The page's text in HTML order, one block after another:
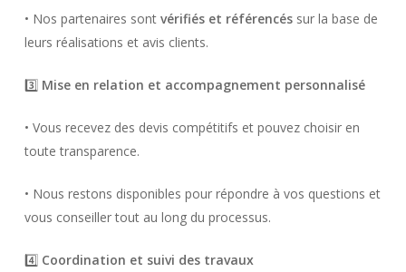
• Nos partenaires sont vérifiés et référencéssur la base de
leurs réalisations et avis clients.
3️⃣ Mise en relation et accompagnement personnalisé
• Vous recevez des devis compétitifs et pouvez choisir en
toute transparence.
• Nous restons disponibles pour répondre à vos questions et
vous conseiller tout au long du processus.
4️⃣ Coordination et suivi des travaux